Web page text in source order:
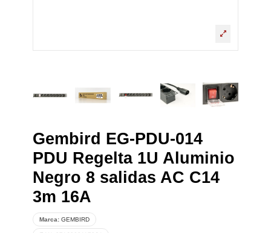
Gembird EG-PDU-014
PDU Regelta 1U Aluminio
Negro 8 salidas AC C14
3m 16A
Marca: GEMBIRD